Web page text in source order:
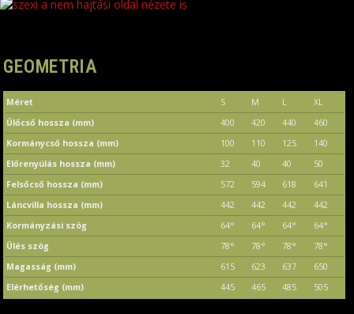
GEOMETRIA
Méret S M L
XL
Ülőcső hossza (mm)
400 420 440
460
Kormánycső hossza (mm)
100 110 125
140
Előrenyúlás hossza (mm)
32 40 40
50
Felsőcső hossza (mm)
572 594 618
641
Láncvilla hossza (mm)
442 442 442
442
Kormányzási szög
64° 64° 64°
64°
Ülés szög
78° 78° 78°
78°
Magasság (mm)
615 623 637
650
Elérhetőség (mm)
445 465 485 505